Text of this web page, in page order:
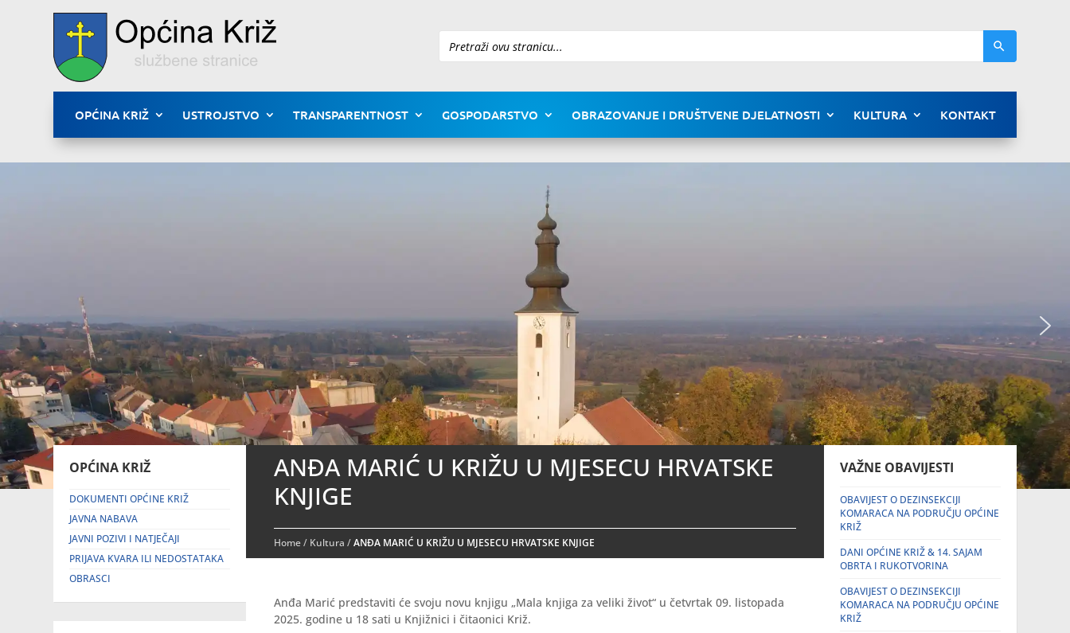
Pretraži
OPĆINA KRIŽ USTROJSTVO TRANSPARENTNOST GOSPODARSTVO OBRAZOVANJE I DRUŠTVENE DJELATNOSTI KULTURA KONTAKT
OPĆINA KRIŽ
DOKUMENTI OPĆINE KRIŽ
JAVNA NABAVA
JAVNI POZIVI I NATJEČAJI
PRIJAVA KVARA ILI NEDOSTATAKA
OBRASCI
ANĐA MARIĆ U KRIŽU U MJESECU HRVATSKE
KNJIGE
Home/ Kultura /ANĐA MARIĆ U KRIŽU U MJESECU HRVATSKE KNJIGE
Anđa Marić predstaviti će svoju novu knjigu „Mala knjiga za veliki život“ u četvrtak 09. listopada
2025. godine u 18 sati u Knjižnici i čitaonici Križ.
VAŽNE OBAVIJESTI
OBAVIJEST O DEZINSEKCIJI
KOMARACA NA PODRUČJU OPĆINE
KRIŽ
DANI OPĆINE KRIŽ & 14. SAJAM
OBRTA I RUKOTVORINA
OBAVIJEST O DEZINSEKCIJI
KOMARACA NA PODRUČJU OPĆINE
KRIŽ